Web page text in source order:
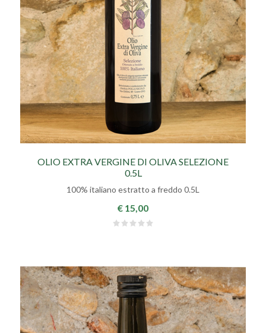
OLIO EXTRA VERGINE DI OLIVA SELEZIONE
0.5L
100% italiano estratto a freddo 0.5L
€ 15,00